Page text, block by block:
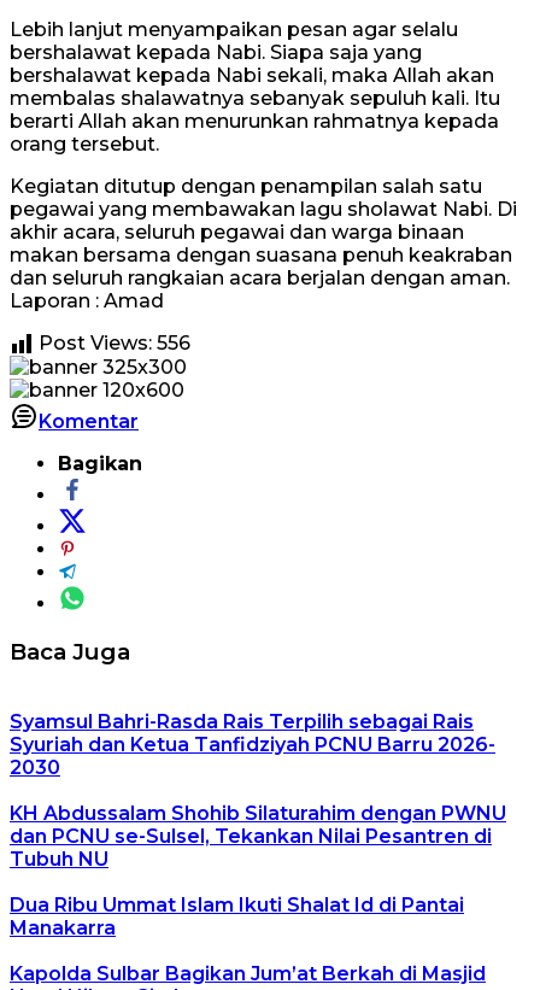
Lebih lanjut menyampaikan pesan agar selalu
bershalawat kepada Nabi. Siapa saja yang
bershalawat kepada Nabi sekali, maka Allah akan
membalas shalawatnya sebanyak sepuluh kali. Itu
berarti Allah akan menurunkan rahmatnya kepada
orang tersebut.
Kegiatan ditutup dengan penampilan salah satu
pegawai yang membawakan lagu sholawat Nabi. Di
akhir acara, seluruh pegawai dan warga binaan
makan bersama dengan suasana penuh keakraban
dan seluruh rangkaian acara berjalan dengan aman.
Laporan : Amad
Post Views: 556
Komentar
Bagikan
Baca Juga
Syamsul Bahri-Rasda Rais Terpilih sebagai Rais
Syuriah dan Ketua Tanfidziyah PCNU Barru 2026-
2030
KH Abdussalam Shohib Silaturahim dengan PWNU
dan PCNU se-Sulsel, Tekankan Nilai Pesantren di
Tubuh NU
Dua Ribu Ummat Islam Ikuti Shalat Id di Pantai
Manakarra
Kapolda Sulbar Bagikan Jum’at Berkah di Masjid